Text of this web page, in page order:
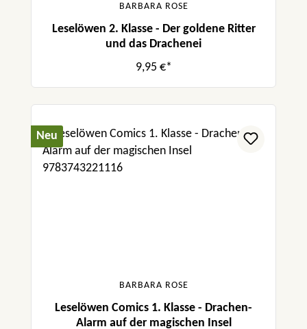
BARBARA ROSE
Leselöwen 2. Klasse - Der goldene Ritter
und das Drachenei
9,95 €*
Neu
BARBARA ROSE
Leselöwen Comics 1. Klasse - Drachen-
Alarm auf der magischen Insel